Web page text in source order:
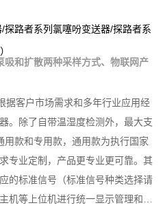
路者系列氯噻吩变送器/探路者系
和扩散两种采样方式、物联网产
据客户市场需求和多年行业应用经
。除了自带温湿度检测外，最大支
用款和专用款，通用款为执行国家
专业定制，产品更专业更可靠。其
的标准信号（标准信号种类选择请
机等上位机进行统一显示管理和控